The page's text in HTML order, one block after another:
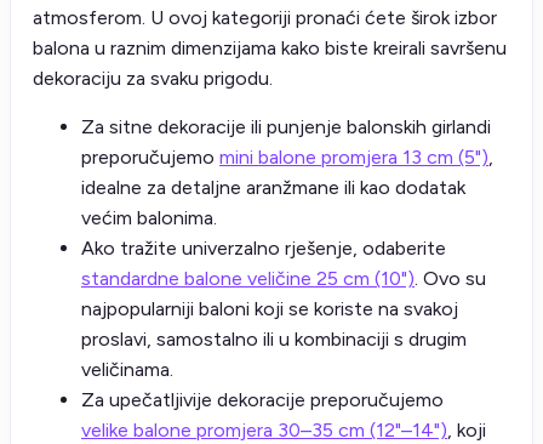
atmosferom. U ovoj kategoriji pronaći ćete širok izbor
balona u raznim dimenzijama kako biste kreirali savršenu
dekoraciju za svaku prigodu.
Za sitne dekoracije ili punjenje balonskih girlandi
preporučujemo mini balone promjera 13 cm (5"),
idealne za detaljne aranžmane ili kao dodatak
većim balonima.
Ako tražite univerzalno rješenje, odaberite
standardne balone veličine 25 cm (10"). Ovo su
najpopularniji baloni koji se koriste na svakoj
proslavi, samostalno ili u kombinaciji s drugim
veličinama.
Za upečatljivije dekoracije preporučujemo
velike balone promjera 30–35 cm (12"–14"), koji